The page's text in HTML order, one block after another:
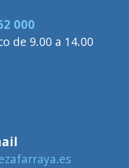
000
de 9.00 a 14.00